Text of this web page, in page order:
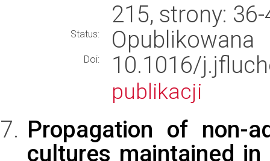
215, strony:
Status: Opublikowana
Doi: 10.1016/
publikacji
Propagation of non-
cultures maintained